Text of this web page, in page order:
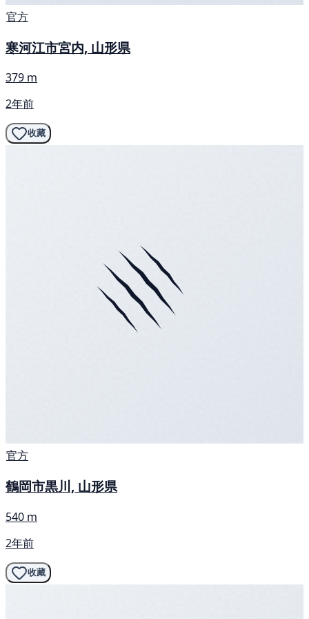
官方
寒河江市宮内, 山形県
379 m
2年前
收藏
官方
鶴岡市黒川, 山形県
540 m
2年前
收藏